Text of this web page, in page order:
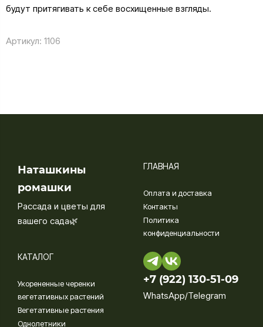
будут притягивать к себе восхищенные взгляды.
Артикул: 1106
Наташкины
ромашки
Рассада и цветы для
вашего сада🌿
ГЛАВНАЯ
Оплата и доставка
Контакты
Политика
конфиденциальности
КАТАЛОГ
Укорененные черенки
вегетативных растений
Вегетативные растения
Однолетники
+7 (922) 130-51-09‬
WhatsApp/Telegram